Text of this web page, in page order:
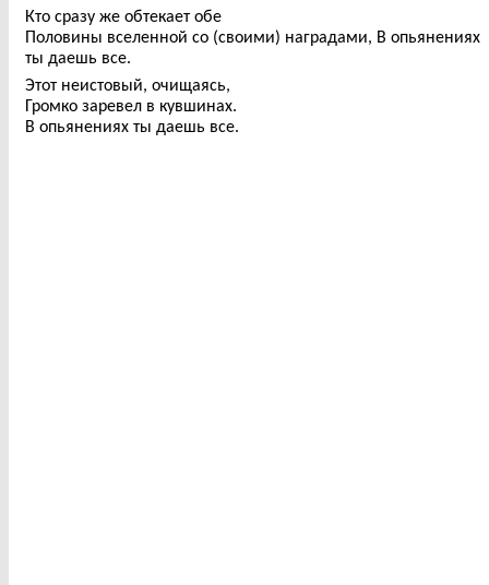
Кто сразу же обтекает обе
Половины вселенной со (своими) наградами, В опьянениях
ты даешь все.
Этот неистовый, очищаясь,
Громко заревел в кувшинах.
В опьянениях ты даешь все.